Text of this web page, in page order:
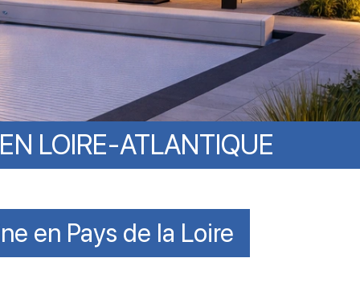
EN LOIRE-ATLANTIQUE
en Pays de la Loire